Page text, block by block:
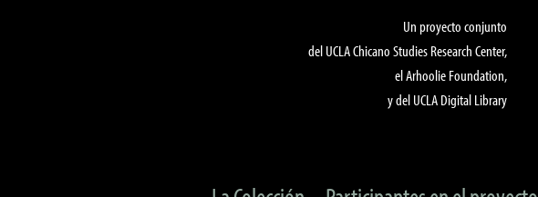
Un proyecto conjunto
del UCLA Chicano Studies Research Center,
el Arhoolie Foundation,
y del UCLA Digital Library